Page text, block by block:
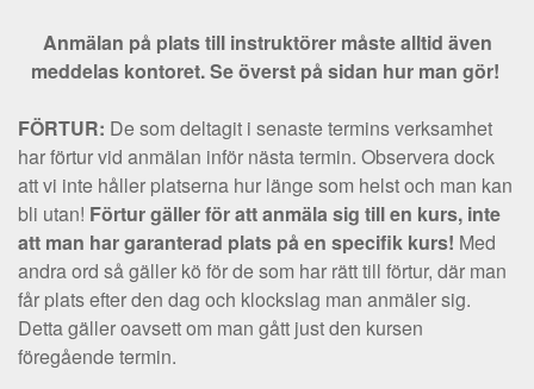
Anmälan på plats till instruktörer måste alltid även
meddelas kontoret. Se överst på sidan hur man gör!
FÖRTUR: De som deltagit i senaste termins verksamhet
har förtur vid anmälan inför nästa termin. Observera dock
att vi inte håller platserna hur länge som helst och man kan
bli utan! Förtur gäller för att anmäla sig till en kurs, inte
att man har garanterad plats på en specifik kurs! Med
andra ord så gäller kö för de som har rätt till förtur, där man
får plats efter den dag och klockslag man anmäler sig.
Detta gäller oavsett om man gått just den kursen
föregående termin.